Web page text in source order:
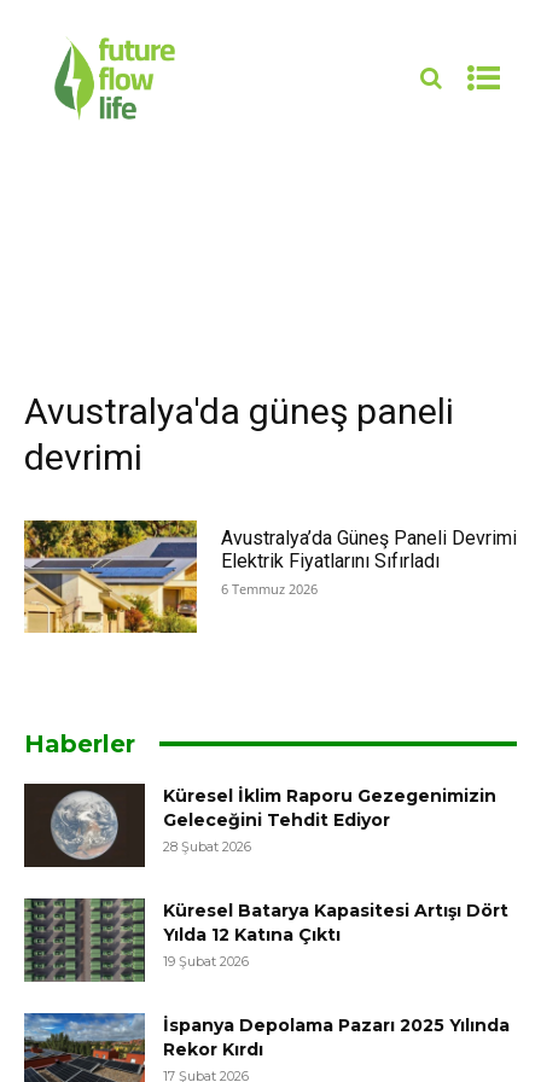
Avustralya'da güneş paneli
devrimi
Avustralya’da Güneş Paneli Devrimi
Elektrik Fiyatlarını Sıfırladı
6 Temmuz 2026
Haberler
Küresel İklim Raporu Gezegenimizin
Geleceğini Tehdit Ediyor
28 Şubat 2026
Küresel Batarya Kapasitesi Artışı Dört
Yılda 12 Katına Çıktı
19 Şubat 2026
İspanya Depolama Pazarı 2025 Yılında
Rekor Kırdı
17 Şubat 2026